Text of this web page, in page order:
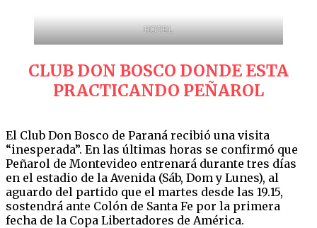
HOTEL
CLUB DON BOSCO DONDE ESTA
PRACTICANDO PEÑAROL
El Club Don Bosco de Paraná recibió una visita
“inesperada”. En las últimas horas se confirmó que
Peñarol de Montevideo entrenará durante tres días
en el estadio de la Avenida (Sáb, Dom y Lunes), al
aguardo del partido que el martes desde las 19.15,
sostendrá ante Colón de Santa Fe por la primera
fecha de la Copa Libertadores de América.